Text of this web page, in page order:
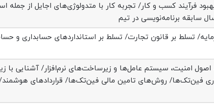
فرآیند کسب و کار/ تجربه کار با متدولوژی‌های اجایل از جمله
تسلط بر قانون تجارت/ تسلط بر استانداردهای حسابداری و
اصول امنیت، سیستم عامل‌ها و زیرساخت‌های نرم‌افزار/ آشنایی با